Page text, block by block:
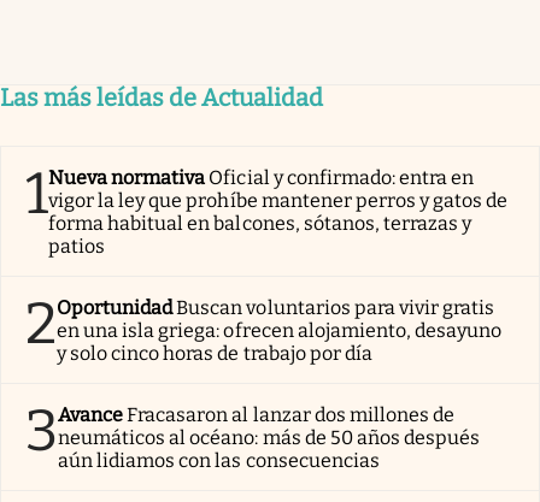
Las más leídas de Actualidad
1Nueva normativa Oficial y confirmado: entra en
vigor la ley que prohíbe mantener perros y gatos de
forma habitual en balcones, sótanos, terrazas y
patios
2OportunidadBuscan voluntarios para vivir gratis
en una isla griega: ofrecen alojamiento, desayuno
y solo cinco horas de trabajo por día
3AvanceFracasaron al lanzar dos millones de
neumáticos al océano: más de 50 años después
aún lidiamos con las consecuencias